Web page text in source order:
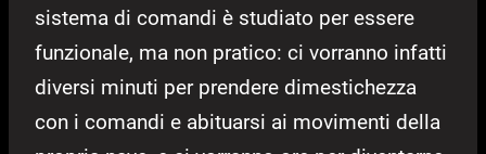
sistema di comandi è studiato per essere
funzionale, ma non pratico: ci vorranno infatti
diversi minuti per prendere dimestichezza
con i comandi e abituarsi ai movimenti della